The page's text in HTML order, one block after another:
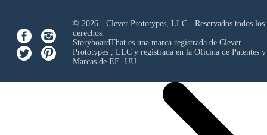
© 2026 - Clever Prototypes, LLC - Reservados todos los
derechos.
StoryboardThat es una marca registrada de Clever
Prototypes , LLCy registrada en la Oficina de Patentes y
Marcas de EE. UU.